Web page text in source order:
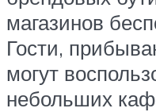
магазинов
Гости,
могут
небольших